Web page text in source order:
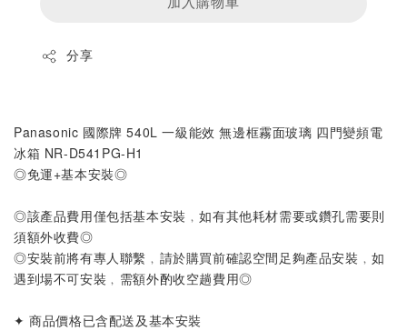
分享
Panasonic 國際牌 540L 一級能效 無邊框霧面玻璃 四門變頻電
冰箱 NR-D541PG-H1
◎免運+基本安裝◎
◎該產品費用僅包括基本安裝﹐如有其他耗材需要或鑽孔需要則
須額外收費◎
◎安裝前將有專人聯繫﹐請於購買前確認空間足夠產品安裝﹐如
遇到場不可安裝﹐需額外酌收空趟費用◎
✦ 商品價格已含配送及基本安裝